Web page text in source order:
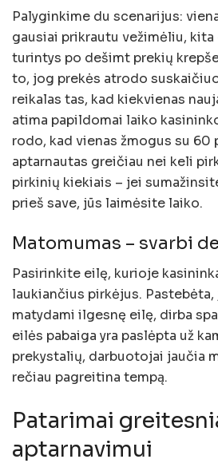
Palyginkime du scenarijus:
gausiai prikrautu vežimėliu,
turintys po dešimt prekių
to, jog prekės atrodo
reikalas tas, kad kiekvienas
atima papildomai laiko
rodo, kad vienas žmogus su 60
aptarnautas greičiau nei keli
pirkinių kiekiais – jei
prieš save, jūs laimėsite laiko.
Matomumas – svarbi
Pasirinkite eilę, kurioje
laukiančius pirkėjus.
matydami ilgesnę eilę, dirba
eilės pabaiga yra paslėpta už
prekystalių, darbuotojai jaučia
rečiau pagreitina tempą.
Patarimai
aptarnavimui